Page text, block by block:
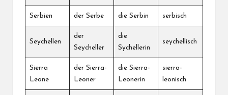
Serbien der Serbe die Serbin serbisch
Seychellen
der
Seycheller
die
Sychellerin
seychellisch
Sierra
Leone
der Sierra-
Leoner
die Sierra-
Leonerin
sierra-
leonisch